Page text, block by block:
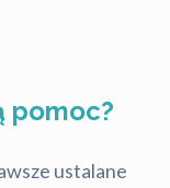
pomoc?
ustalane